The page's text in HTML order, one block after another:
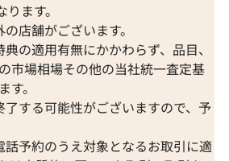
ます。
店舗がございます。
の適用有無にかかわらず、品目、
市場相場その他の当社統一査定基
。
する可能性がございますので、予
予約のうえ対象となるお取引に適